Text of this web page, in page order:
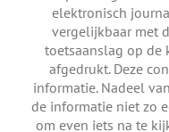
elektronisch
vergelijkbaar met
toetsaanslag op de
afgedrukt. Deze
informatie. Nadeel
de informatie niet zo
om even iets na te